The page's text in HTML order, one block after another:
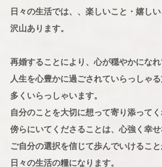
日々の生活では、、楽しいこと・嬉し
沢山あります。
再婚することにより、心が穏やかになれ
人生を心豊かに過ごされていらっしゃ
多くいらっしゃいます。
自分のことを大切に想って寄り添って
傍らにいてくださることは、心強く幸
ご自分の選択を信じて歩んでいけるこ
日々の生活の糧になります。